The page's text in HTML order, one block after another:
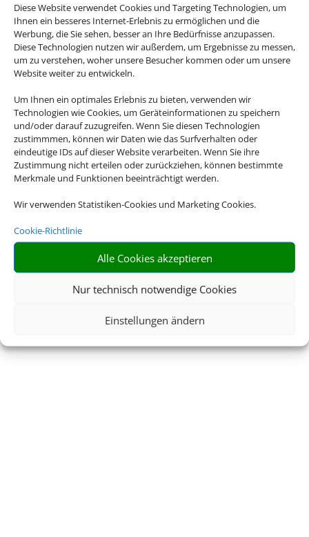
Diese Website verwendet Cookies und Targeting Technologien, um
Ihnen ein besseres Internet-Erlebnis zu ermöglichen und die
Werbung, die Sie sehen, besser an Ihre Bedürfnisse anzupassen.
Diese Technologien nutzen wir außerdem, um Ergebnisse zu messen,
um zu verstehen, woher unsere Besucher kommen oder um unsere
Website weiter zu entwickeln.
Um Ihnen ein optimales Erlebnis zu bieten, verwenden wir
Technologien wie Cookies, um Geräteinformationen zu speichern
und/oder darauf zuzugreifen. Wenn Sie diesen Technologien
zustimmmen, können wir Daten wie das Surfverhalten oder
eindeutige IDs auf dieser Website verarbeiten. Wenn Sie ihre
Zustimmung nicht erteilen oder zurückziehen, können bestimmte
Merkmale und Funktionen beeinträchtigt werden.
Wir verwenden Statistiken-Cookies und Marketing Cookies.
Cookie-Richtlinie
Alle Cookies akzeptieren
Nur technisch notwendige Cookies
Einstellungen ändern